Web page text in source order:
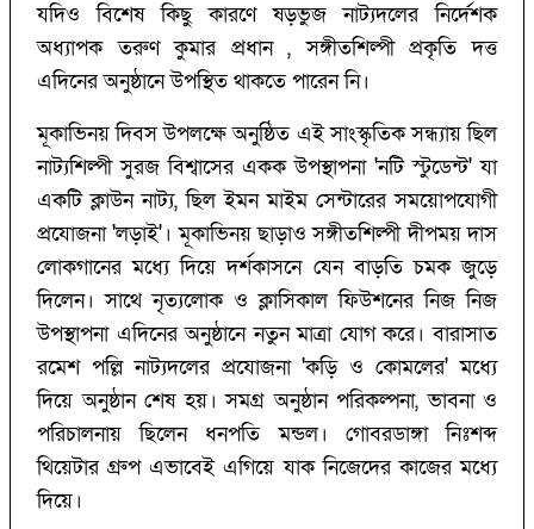
যদিও বিশেষ কিছু কারণে ষড়ভুজ নাট্যদলের নির্দেশক
অধ্যাপক তরুণ কুমার প্রধান , সঙ্গীতশিল্পী প্রকৃতি দত্ত
এদিনের অনুষ্ঠানে উপস্থিত থাকতে পারেন নি।
মূকাভিনয় দিবস উপলক্ষে অনুষ্ঠিত এই সাংস্কৃতিক সন্ধ্যায় ছিল
নাট্যশিল্পী সুরজ বিশ্বাসের একক উপস্থাপনা 'নটি স্টুডেন্ট' যা
একটি ক্লাউন নাট্য, ছিল ইমন মাইম সেন্টারের সময়োপযোগী
প্রযোজনা‌ 'লড়াই'। মূকাভিনয় ছাড়াও সঙ্গীতশিল্পী দীপময় দাস
লোকগানের মধ্যে দিয়ে দর্শকাসনে যেন বাড়তি চমক জুড়ে
দিলেন। সাথে নৃত্যলোক ও ক্লাসিকাল ফিউশনের নিজ নিজ
উপস্থাপনা এদিনের অনুষ্ঠানে নতুন মাত্রা যোগ করে। বারাসাত
রমেশ পল্লি নাট্যদলের প্রযোজনা 'কড়ি ও কোমলের' মধ্যে
দিয়ে অনুষ্ঠান শেষ হয়। সমগ্র অনুষ্ঠান পরিকল্পনা, ভাবনা ও
পরিচালনায় ছিলেন ধনপতি মন্ডল। গোবরডাঙ্গা নিঃশব্দ
থিয়েটার গ্রুপ এভাবেই এগিয়ে যাক নিজেদের কাজের মধ্যে
দিয়ে।